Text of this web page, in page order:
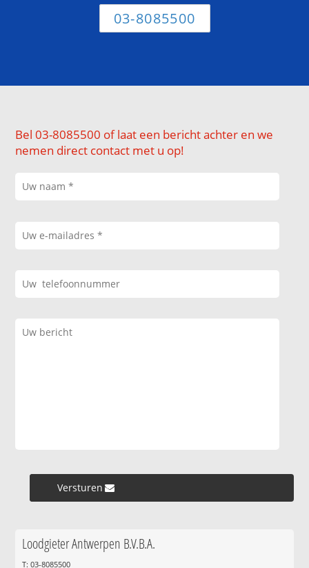
03-8085500
Bel 03-8085500 of laat een bericht achter en we
nemen direct contact met u op!
Versturen »
Loodgieter Antwerpen B.V.B.A.
T: 03-8085500